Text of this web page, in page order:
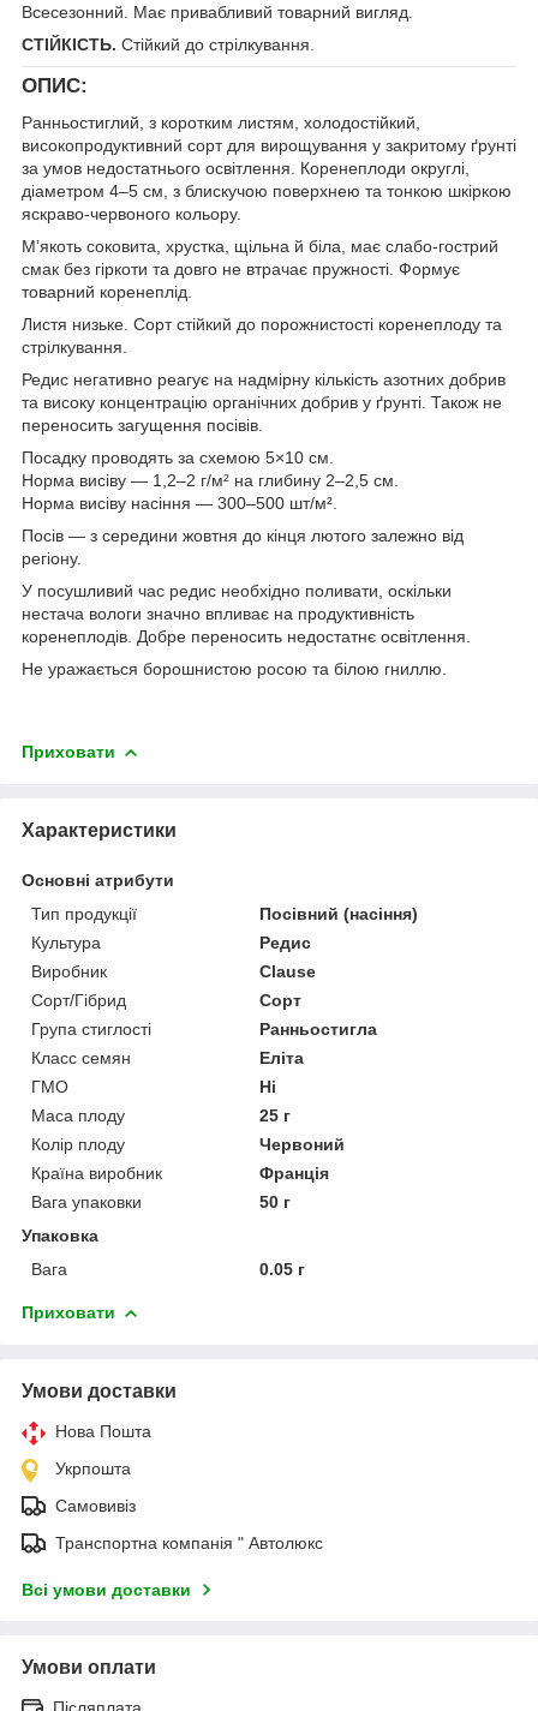
Всесезонний. Має привабливий товарний вигляд.
СТІЙКІСТЬ. Стійкий до стрілкування.
ОПИС:
Ранньостиглий, з коротким листям, холодостійкий,
високопродуктивний сорт для вирощування у закритому ґрунті
за умов недостатнього освітлення. Коренеплоди округлі,
діаметром 4–5 см, з блискучою поверхнею та тонкою шкіркою
яскраво-червоного кольору.
М’якоть соковита, хрустка, щільна й біла, має слабо-гострий
смак без гіркоти та довго не втрачає пружності. Формує
товарний коренеплід.
Листя низьке. Сорт стійкий до порожнистості коренеплоду та
стрілкування.
Редис негативно реагує на надмірну кількість азотних добрив
та високу концентрацію органічних добрив у ґрунті. Також не
переносить загущення посівів.
Посадку проводять за схемою 5×10 см.
Норма висіву — 1,2–2 г/м² на глибину 2–2,5 см.
Норма висіву насіння — 300–500 шт/м².
Посів — з середини жовтня до кінця лютого залежно від
регіону.
У посушливий час редис необхідно поливати, оскільки
нестача вологи значно впливає на продуктивність
коренеплодів. Добре переносить недостатнє освітлення.
Не уражається борошнистою росою та білою гниллю.
Приховати
Характеристики
Основні атрибути
Тип продукції
Посівний (насіння)
Культура
Редис
Виробник
Clause
Сорт/Гібрид
Сорт
Група стиглості
Ранньостигла
Класс семян
Еліта
ГМО
Ні
Маса плоду
25 г
Колір плоду
Червоний
Країна виробник
Франція
Вага упаковки
50 г
Упаковка
Вага
0.05 г
Приховати
Умови доставки
Нова Пошта
Укрпошта
Самовивіз
Транспортна компанія " Автолюкс
Всі умови доставки
Умови оплати
Післяплата